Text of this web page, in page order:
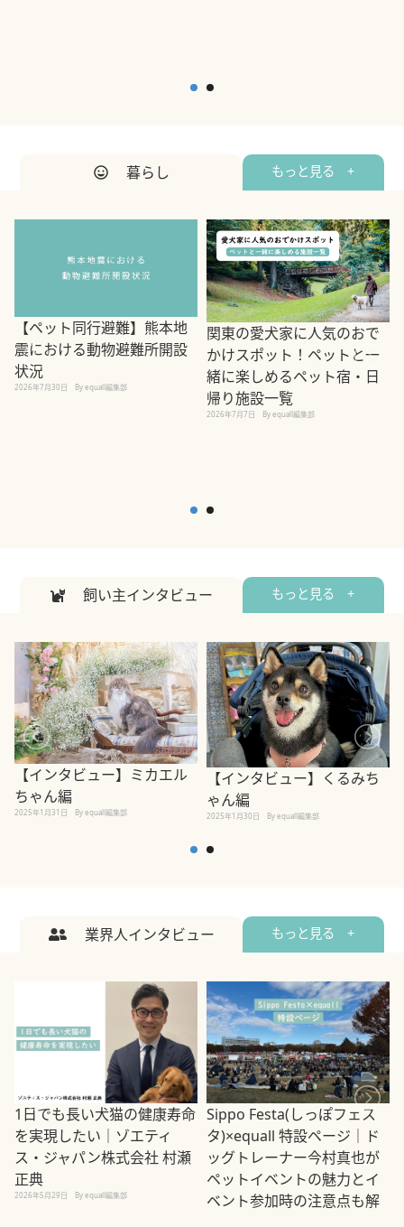
暮らし もっと見る +
【ペット同行避難】熊本地
震における動物避難所開設
状況
2026年7月30日 By equall編集部
関東の愛犬家に人気のおで
かけスポット！ペットと一
緒に楽しめるペット宿・日
帰り施設一覧
2026年7月7日 By equall編集部
飼い主インタビュー もっと見る +
【インタビュー】ミカエル
ちゃん編
2025年1月31日 By equall編集部
【インタビュー】くるみち
ゃん編
2025年1月30日 By equall編集部
業界人インタビュー もっと見る +
1日でも長い犬猫の健康寿命
を実現したい｜ゾエティ
ス・ジャパン株式会社 村瀬
正典
2026年5月29日 By equall編集部
Sippo Festa(しっぽフェス
タ)×equall 特設ページ｜ド
ッグトレーナー今村真也が
ペットイベントの魅力とイ
ベント参加時の注意点も解